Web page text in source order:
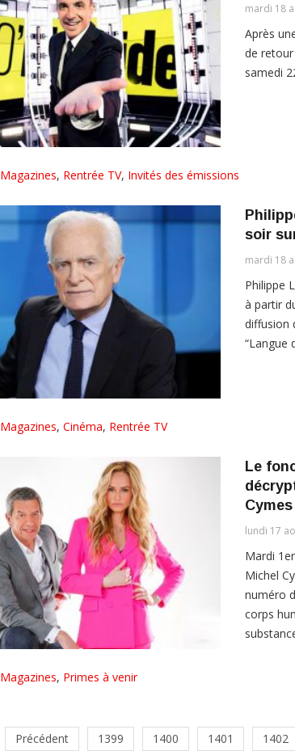
mardi 18
Après
de retour
samedi
Magazines, Rentrée TV, Invités des émissions
soir
mardi 18
Philippe
à partir
diffusion
“Langue
Magazines, Cinéma, Rentrée TV
Le
lundi 17
Mardi
Michel
numéro
corps
Magazines, Primes à venir
Précédent 1399 1400 1401 1402